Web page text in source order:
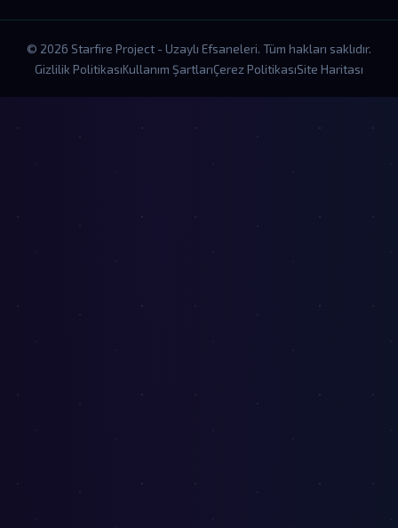
© 2026 Starfire Project - Uzaylı Efsaneleri. Tüm hakları saklıdır.
Gizlilik PolitikasıKullanım ŞartlarıÇerez PolitikasıSite Haritası